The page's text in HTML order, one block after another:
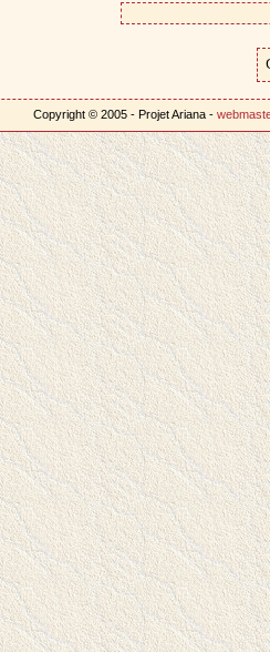
Copyright © 2005 - Projet Ariana -